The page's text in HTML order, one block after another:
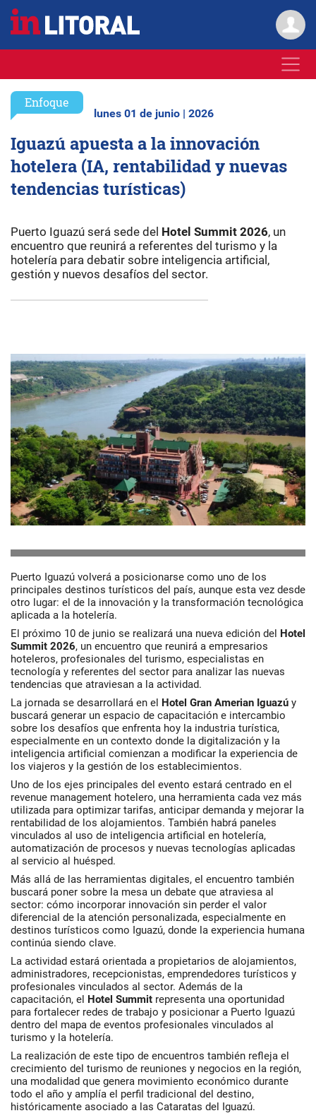
Enfoque
lunes 01 de junio | 2026
Iguazú apuesta a la innovación
hotelera (IA, rentabilidad y nuevas
tendencias turísticas)
Puerto Iguazú será sede del Hotel Summit 2026, un
encuentro que reunirá a referentes del turismo y la
hotelería para debatir sobre inteligencia artificial,
gestión y nuevos desafíos del sector.
Puerto Iguazú volverá a posicionarse como uno de los
principales destinos turísticos del país, aunque esta vez desde
otro lugar: el de la innovación y la transformación tecnológica
aplicada a la hotelería.
El próximo 10 de junio se realizará una nueva edición del Hotel
Summit 2026, un encuentro que reunirá a empresarios
hoteleros, profesionales del turismo, especialistas en
tecnología y referentes del sector para analizar las nuevas
tendencias que atraviesan a la actividad.
La jornada se desarrollará en el Hotel Gran Amerian Iguazú y
buscará generar un espacio de capacitación e intercambio
sobre los desafíos que enfrenta hoy la industria turística,
especialmente en un contexto donde la digitalización y la
inteligencia artificial comienzan a modificar la experiencia de
los viajeros y la gestión de los establecimientos.
Uno de los ejes principales del evento estará centrado en el
revenue management hotelero, una herramienta cada vez más
utilizada para optimizar tarifas, anticipar demanda y mejorar la
rentabilidad de los alojamientos. También habrá paneles
vinculados al uso de inteligencia artificial en hotelería,
automatización de procesos y nuevas tecnologías aplicadas
al servicio al huésped.
Más allá de las herramientas digitales, el encuentro también
buscará poner sobre la mesa un debate que atraviesa al
sector: cómo incorporar innovación sin perder el valor
diferencial de la atención personalizada, especialmente en
destinos turísticos como Iguazú, donde la experiencia humana
continúa siendo clave.
La actividad estará orientada a propietarios de alojamientos,
administradores, recepcionistas, emprendedores turísticos y
profesionales vinculados al sector. Además de la
capacitación, el Hotel Summit representa una oportunidad
para fortalecer redes de trabajo y posicionar a Puerto Iguazú
dentro del mapa de eventos profesionales vinculados al
turismo y la hotelería.
La realización de este tipo de encuentros también refleja el
crecimiento del turismo de reuniones y negocios en la región,
una modalidad que genera movimiento económico durante
todo el año y amplía el perfil tradicional del destino,
históricamente asociado a las Cataratas del Iguazú.